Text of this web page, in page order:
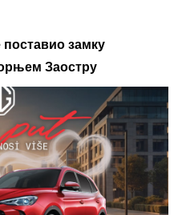
замку
Заостру